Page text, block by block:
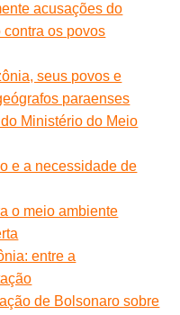
acusações do
os povos
seus povos e
paraenses
Ministério do Meio
e a necessidade de
o meio ambiente
entre a
de Bolsonaro sobre